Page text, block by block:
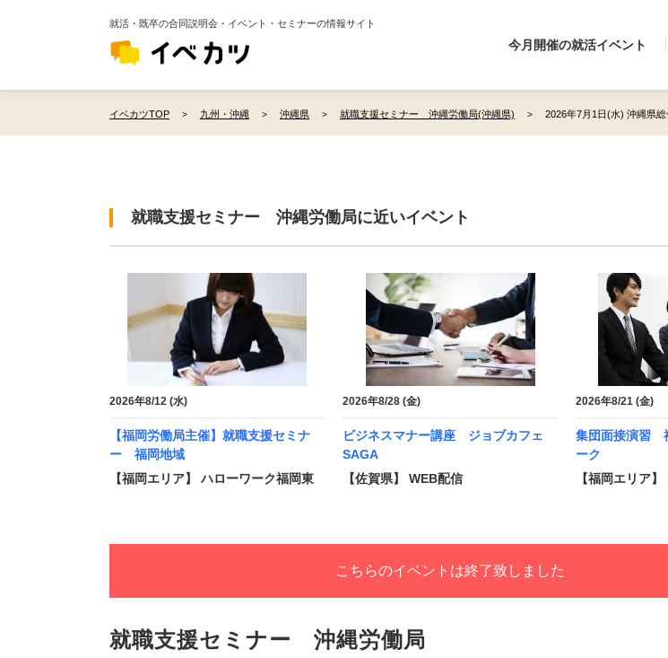
就活・既卒の合同説明会・イベント・セミナーの情報サイト
今月開催の就活イベント
イベカツTOP 九州・沖縄 沖縄県 就職支援セミナー 沖縄労働局(沖縄県) 2026年7月1日(水) 沖縄県
就職支援セミナー 沖縄労働局に近いイベント
2026年8/12 (水)
【福岡労働局主催】就職支援セミナ
ー 福岡地域
【福岡エリア】 ハローワーク福岡東
2026年8/28 (金)
ビジネスマナー講座 ジョブカフェ
SAGA
【佐賀県】 WEB配信
2026年8/21 (金)
集団面接演習
ーク
【福岡エリア
こちらのイベントは終了致しました
就職支援セミナー 沖縄労働局